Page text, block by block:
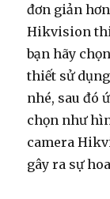
đơn giản
Hikvision
bạn hãy
thiết sử
nhé, sau đó
chọn như
camera
gây ra sự